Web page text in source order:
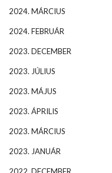
2024. MÁRCIUS
2024. FEBRUÁR
2023. DECEMBER
2023. JÚLIUS
2023. MÁJUS
2023. ÁPRILIS
2023. MÁRCIUS
2023. JANUÁR
2022. DECEMBER